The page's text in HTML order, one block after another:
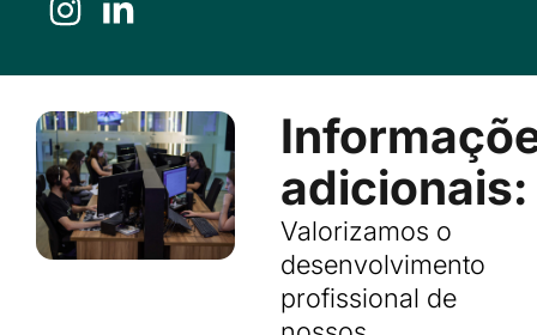
adicionais:
Valorizamos o
desenvolvimento
profissional de